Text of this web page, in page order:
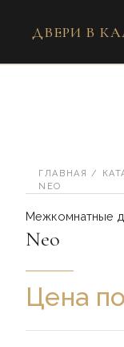
ДВЕРИ В
ГЛАВНАЯ /
NEO
Межкомнатные
Neo
Цена